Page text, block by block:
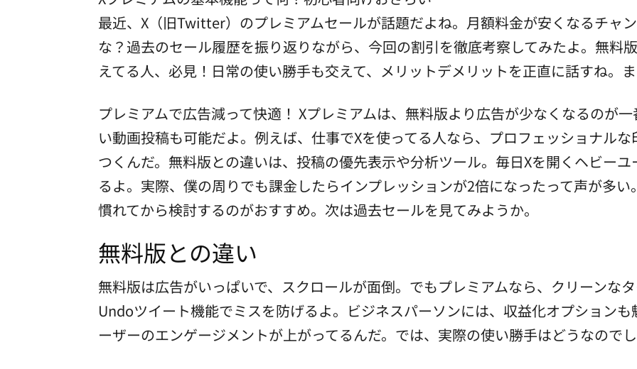
最近、X（旧Twitter）のプレミアムセールが話題だよね。月額料金が安くなるチャ
な？過去のセール履歴を振り返りながら、今回の割引を徹底考察してみたよ。無料
えてる人、必見！日常の使い勝手も交えて、メリットデメリットを正直に話すね。
プレミアムで広告減って快適！ Xプレミアムは、無料版より広告が少なくなるのが
い動画投稿も可能だよ。例えば、仕事でXを使ってる人なら、プロフェッショナル
つくんだ。無料版との違いは、投稿の優先表示や分析ツール。毎日Xを開くヘビー
るよ。実際、僕の周りでも課金したらインプレッションが2倍になったって声が多
慣れてから検討するのがおすすめ。次は過去セールを見てみようか。
無料版との違い
無料版は広告がいっぱいで、スクロールが面倒。でもプレミアムなら、クリーンな
Undoツイート機能でミスを防げるよ。ビジネスパーソンには、収益化オプション
ーザーのエンゲージメントが上がってるんだ。では、実際の使い勝手はどうなので